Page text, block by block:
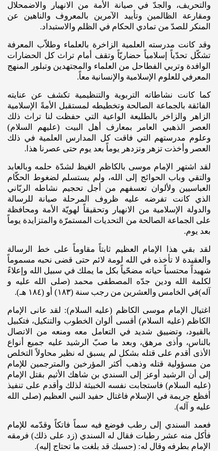
والتحريف، والجدّ في صيانة الأمة من الانهيار والاضمحلال
ومقارعة الظالمين وتأييد الآمرين بالمعروف والناهين عن
المنكر للصدّ من تمادي الحكام في الظلم والاستبداد.
وقد كانت مدرسته العلمية الزاخرة بالعلماء وطلاّب المعرفة
تشكّل تحدّياً إسلامياً حضاريّاً وتقف أمام تراث كل الحضارات
الوافدة وتربي الفطاحل من العلماء والمجتهدين وتبلور المنهج
المعرفي للعلوم الإسلامية والإنسانية معاً.
كما كانت نشاطاته التربوية والتنظيمية تكشف عن عنايته
الفائقة بالجماعة الصالحة وتخطيطه لمستقبل الأمةً الإسلامية
الزاهر والزاخر بالطليعة الواعية التي حفظت لنا تراث ذلك
العصر الذهبي العامر بمعارف أهل البيت (عليهم‌ السلام)
وعلوم مدرستهم التي فاقت كل المدارس العلمية في ذلك
العصر وأخذت تزهر وتزدهر يوماً بعد يوم حتى عصرنا هذا.
لقد اشتهر الإمام موسى بالكاظم الغيظ لشدّة حلمه وبالعابد
والتقي وباب الحوائج إلى الله، ولم يستسلم لضغوط الحكّام
العباسيين ولألوان تعسفهم من أجل تحجيم نشاطه الربّاني
الذي كانت تفرضه عليه ظروف المرحلة صيانة للرسالة
والدولة الإسلامية من الانهيار وتحقيقاً لهويّة الأمة ومحافظة
على الجماعة الصالحة من التحديات المستمرّة والمتزايدة يوماً
بعد يوم.
لقد بقي هذا الإمام العظيم ثابتاً مقاوماً على خط الرسالة
والعقيدة لا تأخذه في الله لومة لائم حتى قضى نحبه مسموماً
شهيداً محتسباً حياته مضحّياً بكل ما يملك في سبيل الله وإعلاءً
لكلمة الله ودين جدّه المصطفى محمد (صلى ‌الله‌ عليه ‌و
آله)‌في الخامس والعشرين من رجب سنة (١٨٣) أو (١٨٤ هـ).
اغتيال الإمام موسى الكاظم (عليه ‌السلام): لقد عانى الإمام
الكاظم (عليه ‌السلام) أقسى ألوان الخطوب والتنكيل، فتكبيل
بالقيود، وتضييق شديد في التعامل معه ومنعه من الاتصال
بالناس، وأذى مرهق، وبعد ما صبّ الرشيد عليه جميع أنواع
الأذى أقدم على قتله بشكل لم يسبق له نظير محاولاً التخلص
من مسؤولية قتله وذهب أكثر المؤرخين والمترجمين للإمام
إلى أن الرشيد أوعز إلى السندي بن شاهك الأثيم بقتل الإمام
(عليه‌ السلام) فاستجابت نفسه الخبيثة لذلك وأقدم على تنفيذ
أفظع جريمة في الإسلام فاغتال حفيد النبي العظيم (صلى‌ الله‌
عليه‌ و آله)‌.
فعمد السندي إلى رطب فوضع فيه سماً فاتكاً وقدّمه للإمام
فأكل منه عشر رطبات فقال له السندي (زد على ذلك) فرمقه
الإمام بطرفه وقال له: (حسبك قد بلغت ما تحتاج إليه).